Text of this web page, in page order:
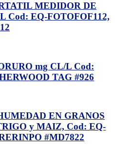
MEDIDOR DE
Cod: EQ-FOTOFOF112,
mg CL/L Cod:
TAG #926
EN GRANOS
y MAIZ, Cod: EQ-
#MD7822